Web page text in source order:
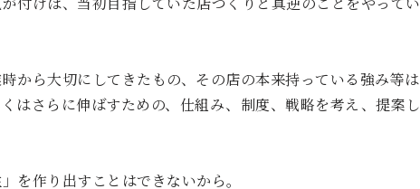
から大切にしてきたもの、その店の本来持っている強み等は
はさらに伸ばすための、仕組み、制度、戦略を考え、提案し
を作り出すことはできないから。